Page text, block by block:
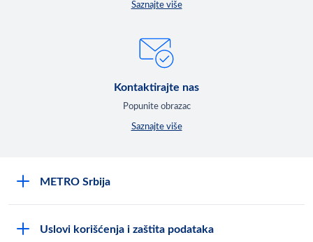
Saznajte više
Kontaktirajte nas
Popunite obrazac
Saznajte više
METRO Srbija
Uslovi korišćenja i zaštita podataka